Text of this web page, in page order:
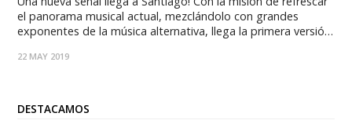
el panorama musical actual, mezclándolo con grandes
exponentes de la música alternativa, llega la primera versión
próximos 29 y 30 de junio, ocupando a Teatro Coliseo como
22 MAY 2019
DESTACAMOS